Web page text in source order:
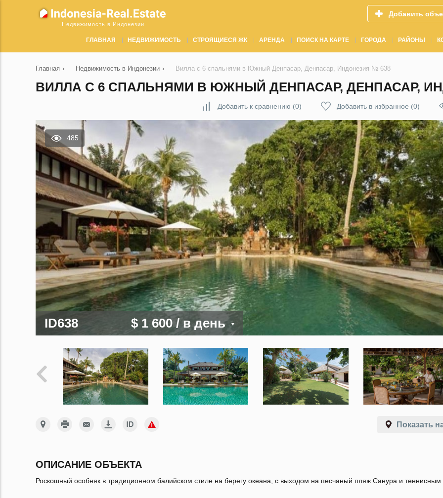
Недвижимость в Индонезии
Добавить
ГЛАВНАЯ НЕДВИЖИМОСТЬ СТРОЯЩИЕСЯ ЖК АРЕНДА ПОИСК НА КАРТЕ ГОРОДА РАЙОНЫ
Главная › Недвижимость в Индонезии › Вилла с 6 спальнями в Южный Денпасар, Денпасар, Индонезия № 638
ВИЛЛА С 6 СПАЛЬНЯМИ В ЮЖНЫЙ ДЕНПАСАР, ДЕНПАСАР,
Добавить к сравнению (0) Добавить в избранное (0)
485
ID638 $ 1 600/ в день
Показать
ОПИСАНИЕ ОБЪЕКТА
Роскошный особняк в традиционном балийском стиле на берегу океана, с выходом на песчаный пляж Санура и теннисным